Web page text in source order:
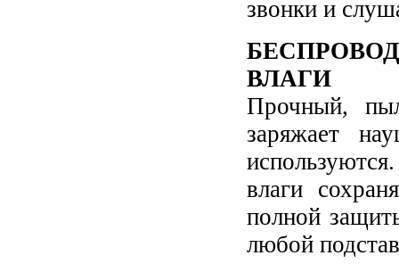
звонки и
ВЛАГИ
Прочный,
заряжает
влаги
полной
любой